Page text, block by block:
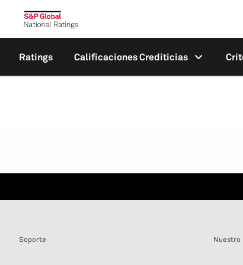
Ratings Calificaciones Crediticias
Soporte Nuestro